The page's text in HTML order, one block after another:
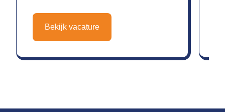
Bekijk vacature